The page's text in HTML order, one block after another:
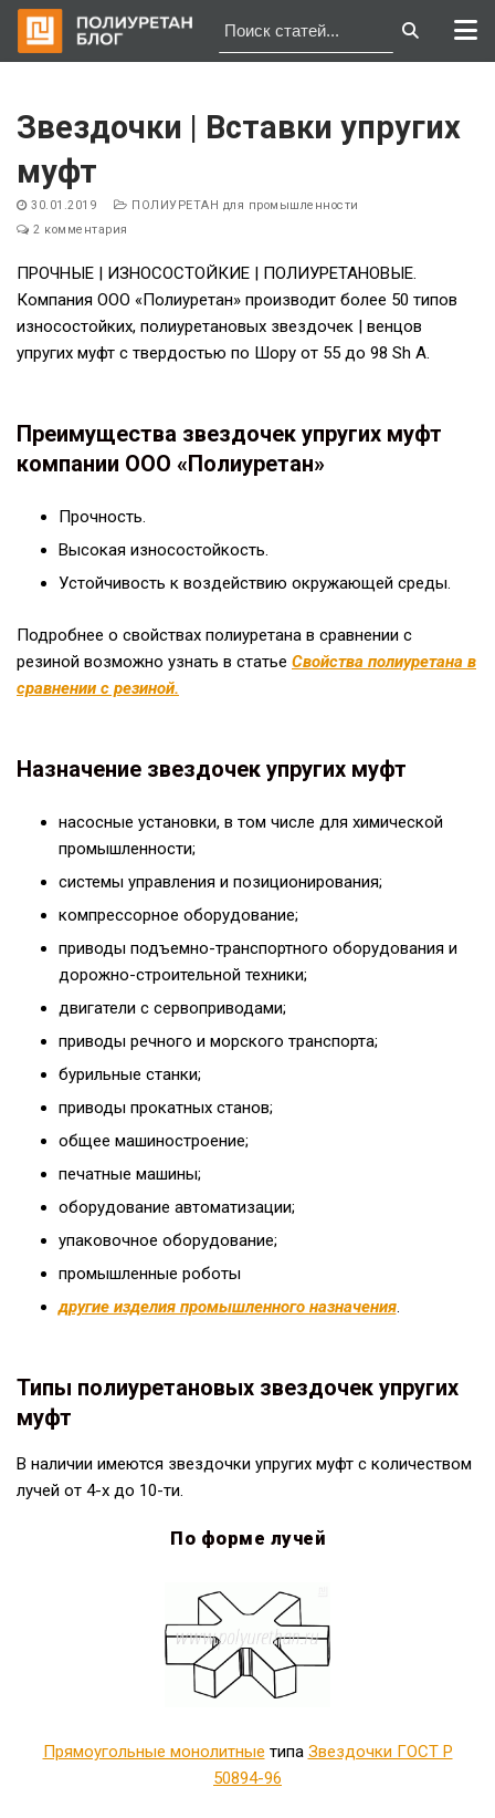
содержимому
Звездочки | Вставки упругих
муфт
30.01.2019
ПОЛИУРЕТАН для промышленности
2 комментария
ПРОЧНЫЕ | ИЗНОСОСТОЙКИЕ | ПОЛИУРЕТАНОВЫЕ.
Компания ООО «Полиуретан» производит более 50 типов
износостойких, полиуретановых звездочек | венцов
упругих муфт с твердостью по Шору от 55 до 98 Sh A.
Преимущества звездочек упругих муфт
компании ООО «Полиуретан»
Прочность.
Высокая износостойкость.
Устойчивость к воздействию окружающей среды.
Подробнее о свойствах полиуретана в сравнении с
резиной возможно узнать в статье Свойства полиуретана в
сравнении с резиной.
Назначение звездочек упругих муфт
насосные установки, в том числе для химической
промышленности;
системы управления и позиционирования;
компрессорное оборудование;
приводы подъемно-транспортного оборудования и
дорожно-строительной техники;
двигатели с сервоприводами;
приводы речного и морского транспорта;
бурильные станки;
приводы прокатных станов;
общее машиностроение;
печатные машины;
оборудование автоматизации;
упаковочное оборудование;
промышленные роботы
другие изделия промышленного назначения.
Типы полиуретановых звездочек упругих
муфт
В наличии имеются звездочки упругих муфт с количеством
лучей от 4-х до 10-ти.
По форме лучей
Прямоугольные монолитные типа Звездочки ГОСТ Р
50894-96